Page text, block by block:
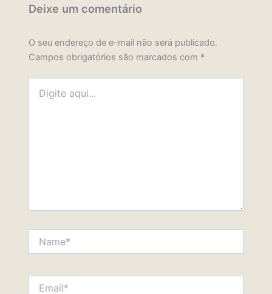
Deixe um comentário
O seu endereço de e-mail não será publicado.
Campos obrigatórios são marcados com *
aqui...